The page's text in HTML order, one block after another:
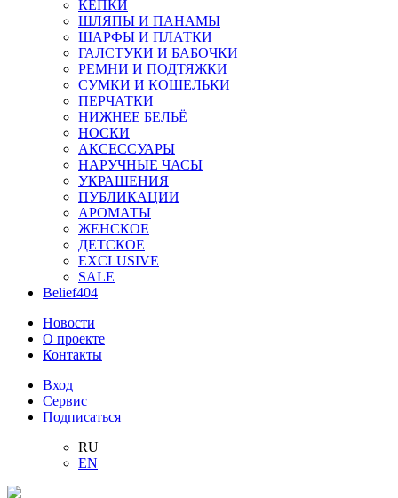
КЕПКИ
ШЛЯПЫ И ПАНАМЫ
ШАРФЫ И ПЛАТКИ
ГАЛСТУКИ И БАБОЧКИ
РЕМНИ И ПОДТЯЖКИ
СУМКИ И КОШЕЛЬКИ
ПЕРЧАТКИ
НИЖНЕЕ БЕЛЬЁ
НОСКИ
АКСЕССУАРЫ
НАРУЧНЫЕ ЧАСЫ
УКРАШЕНИЯ
ПУБЛИКАЦИИ
АРОМАТЫ
ЖЕНСКОЕ
ДЕТСКОЕ
EXCLUSIVE
SALE
Belief404
Новости
О проекте
Контакты
Вход
Сервис
Подписаться
RU
EN